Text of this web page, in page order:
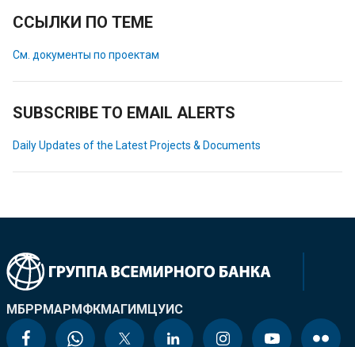
ССЫЛКИ ПО ТЕМЕ
См. документы по проектам
SUBSCRIBE TO EMAIL ALERTS
Daily Updates of the Latest Projects & Documents
МБРРМАРМФКМАГИМЦУИС